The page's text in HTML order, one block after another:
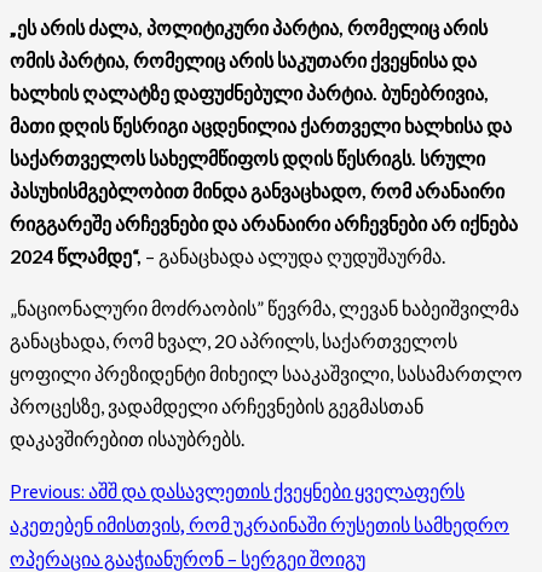
„ეს არის ძალა, პოლიტიკური პარტია, რომელიც არის
ომის პარტია, რომელიც არის საკუთარი ქვეყნისა და
ხალხის ღალატზე დაფუძნებული პარტია. ბუნებრივია,
მათი დღის წესრიგი აცდენილია ქართველი ხალხისა და
საქართველოს სახელმწიფოს დღის წესრიგს. სრული
პასუხისმგებლობით მინდა განვაცხადო, რომ არანაირი
რიგგარეშე არჩევნები და არანაირი არჩევნები არ იქნება
2024 წლამდე“, – განაცხადა ალუდა ღუდუშაურმა.
„ნაციონალური მოძრაობის” წევრმა, ლევან ხაბეიშვილმა
განაცხადა, რომ ხვალ, 20 აპრილს, საქართველოს
ყოფილი პრეზიდენტი მიხეილ სააკაშვილი, სასამართლო
პროცესზე, ვადამდელი არჩევნების გეგმასთან
დაკავშირებით ისაუბრებს.
Post
navigation
Previous: აშშ და დასავლეთის ქვეყნები ყველაფერს
აკეთებენ იმისთვის, რომ უკრაინაში რუსეთის სამხედრო
ოპერაცია გააჭიანურონ – სერგეი შოიგუ